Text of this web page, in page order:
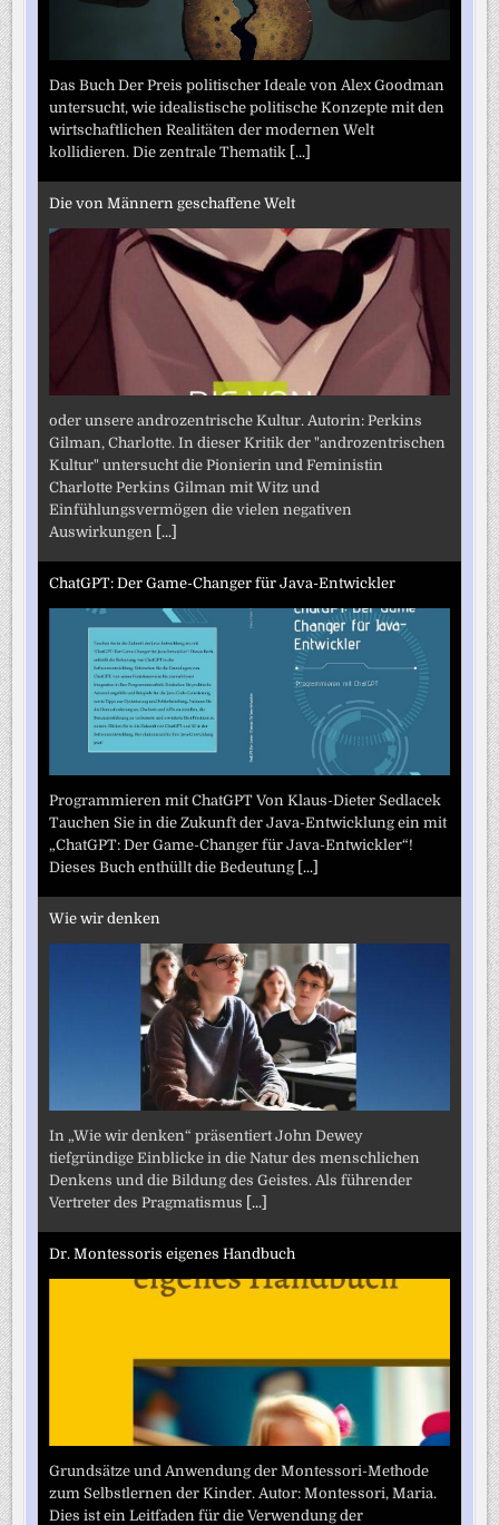
Das Buch Der Preis politischer Ideale von Alex Goodman
untersucht, wie idealistische politische Konzepte mit den
wirtschaftlichen Realitäten der modernen Welt
kollidieren. Die zentrale Thematik [...]
Die von Männern geschaffene Welt
oder unsere androzentrische Kultur. Autorin: Perkins
Gilman, Charlotte. In dieser Kritik der "androzentrischen
Kultur" untersucht die Pionierin und Feministin
Charlotte Perkins Gilman mit Witz und
Einfühlungsvermögen die vielen negativen
Auswirkungen
[...]
ChatGPT: Der Game-Changer für Java-Entwickler
Programmieren mit ChatGPT Von Klaus-Dieter Sedlacek
Tauchen Sie in die Zukunft der Java-Entwicklung ein mit
„ChatGPT: Der Game-Changer für Java-Entwickler“!
Dieses Buch enthüllt die Bedeutung [...]
Wie wir denken
In „Wie wir denken“ präsentiert John Dewey
tiefgründige Einblicke in die Natur des menschlichen
Denkens und die Bildung des Geistes. Als führender
Vertreter des Pragmatismus
[...]
Dr. Montessoris eigenes Handbuch
Grundsätze und Anwendung der Montessori-Methode
zum Selbstlernen der Kinder. Autor: Montessori, Maria.
Dies ist ein Leitfaden für die Verwendung der